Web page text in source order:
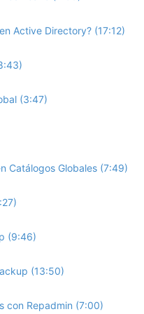
Active Directory? (17:12)
(3:47)
Catálogos Globales (7:49)
(9:46)
(13:50)
con Repadmin (7:00)